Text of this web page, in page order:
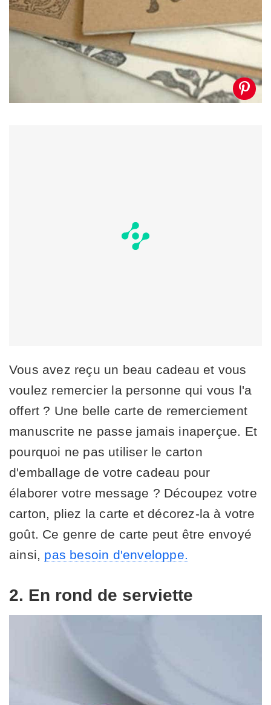
Vous avez reçu un beau cadeau et vous
voulez remercier la personne qui vous l'a
offert ? Une belle carte de remerciement
manuscrite ne passe jamais inaperçue. Et
pourquoi ne pas utiliser le carton
d'emballage de votre cadeau pour
élaborer votre message ? Découpez votre
carton, pliez la carte et décorez-la à votre
goût. Ce genre de carte peut être envoyé
ainsi, pas besoin d'enveloppe.
2. En rond de serviette